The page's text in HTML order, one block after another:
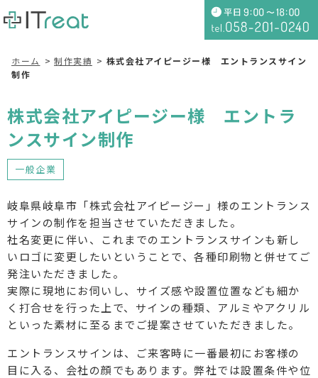
ホーム 制作実績
株式会社アイピージー様 エントランスサイン
制作
株式会社アイピージー様 エントラ
ンスサイン制作
一般企業
岐阜県岐阜市「株式会社アイピージー」様のエントランス
サインの制作を担当させていただきました。
社名変更に伴い、これまでのエントランスサインも新し
いロゴに変更したいということで、各種印刷物と併せてご
発注いただきました。
実際に現地にお伺いし、サイズ感や設置位置なども細か
く打合せを行った上で、サインの種類、アルミやアクリル
といった素材に至るまでご提案させていただきました。
エントランスサインは、ご来客時に一番最初にお客様の
目に入る、会社の顔でもあります。弊社では設置条件や位